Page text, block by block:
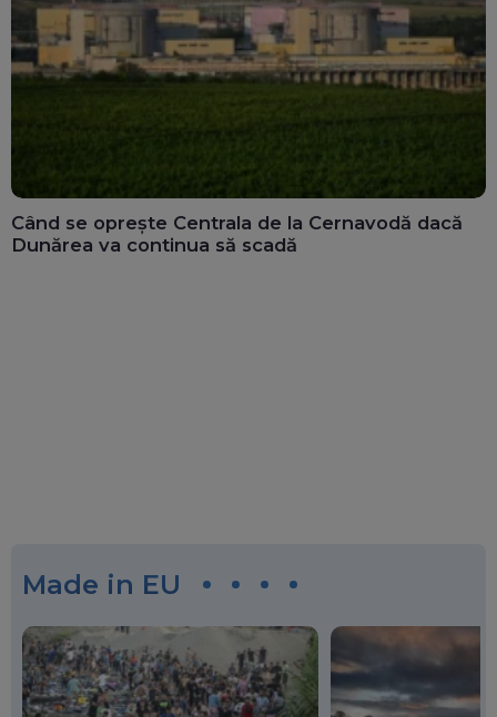
Când se oprește Centrala de la Cernavodă dacă
Dunărea va continua să scadă
Made in EU